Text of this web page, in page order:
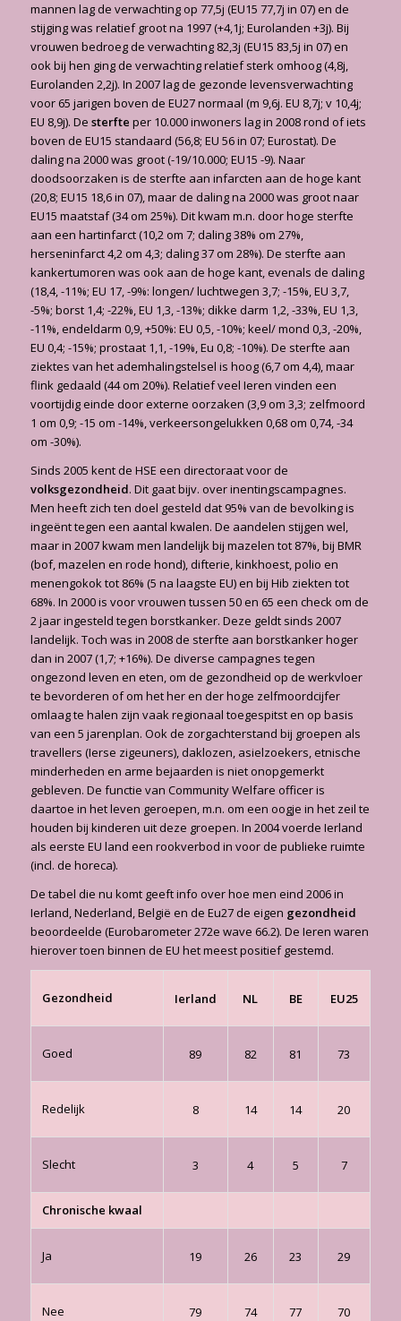
mannen lag de verwachting op 77,5j (EU15 77,7j in 07) en de
stijging was relatief groot na 1997 (+4,1j; Eurolanden +3j). Bij
vrouwen bedroeg de verwachting 82,3j (EU15 83,5j in 07) en
ook bij hen ging de verwachting relatief sterk omhoog (4,8j,
Eurolanden 2,2j). In 2007 lag de gezonde levensverwachting
voor 65 jarigen boven de EU27 normaal (m 9,6j. EU 8,7j; v 10,4j;
EU 8,9j). De sterfte per 10.000 inwoners lag in 2008 rond of iets
boven de EU15 standaard (56,8; EU 56 in 07; Eurostat). De
daling na 2000 was groot (-19/10.000; EU15 -9). Naar
doodsoorzaken is de sterfte aan infarcten aan de hoge kant
(20,8; EU15 18,6 in 07), maar de daling na 2000 was groot naar
EU15 maatstaf (34 om 25%). Dit kwam m.n. door hoge sterfte
aan een hartinfarct (10,2 om 7; daling 38% om 27%,
herseninfarct 4,2 om 4,3; daling 37 om 28%). De sterfte aan
kankertumoren was ook aan de hoge kant, evenals de daling
(18,4, -11%; EU 17, -9%: longen/ luchtwegen 3,7; -15%, EU 3,7,
-5%; borst 1,4; -22%, EU 1,3, -13%; dikke darm 1,2, -33%, EU 1,3,
-11%, endeldarm 0,9, +50%: EU 0,5, -10%; keel/ mond 0,3, -20%,
EU 0,4; -15%; prostaat 1,1, -19%, Eu 0,8; -10%). De sterfte aan
ziektes van het ademhalingstelsel is hoog (6,7 om 4,4), maar
flink gedaald (44 om 20%). Relatief veel Ieren vinden een
voortijdig einde door externe oorzaken (3,9 om 3,3; zelfmoord
1 om 0,9; -15 om -14%, verkeersongelukken 0,68 om 0,74, -34
om -30%).
Sinds 2005 kent de HSE een directoraat voor de
volksgezondheid. Dit gaat bijv. over inentingscampagnes.
Men heeft zich ten doel gesteld dat 95% van de bevolking is
ingeënt tegen een aantal kwalen. De aandelen stijgen wel,
maar in 2007 kwam men landelijk bij mazelen tot 87%, bij BMR
(bof, mazelen en rode hond), difterie, kinkhoest, polio en
menengokok tot 86% (5 na laagste EU) en bij Hib ziekten tot
68%. In 2000 is voor vrouwen tussen 50 en 65 een check om de
2 jaar ingesteld tegen borstkanker. Deze geldt sinds 2007
landelijk. Toch was in 2008 de sterfte aan borstkanker hoger
dan in 2007 (1,7; +16%). De diverse campagnes tegen
ongezond leven en eten, om de gezondheid op de werkvloer
te bevorderen of om het her en der hoge zelfmoordcijfer
omlaag te halen zijn vaak regionaal toegespitst en op basis
van een 5 jarenplan. Ook de zorgachterstand bij groepen als
travellers (Ierse zigeuners), daklozen, asielzoekers, etnische
minderheden en arme bejaarden is niet onopgemerkt
gebleven. De functie van Community Welfare officer is
daartoe in het leven geroepen, m.n. om een oogje in het zeil te
houden bij kinderen uit deze groepen. In 2004 voerde Ierland
als eerste EU land een rookverbod in voor de publieke ruimte
(incl. de horeca).
De tabel die nu komt geeft info over hoe men eind 2006 in
Ierland, Nederland, België en de Eu27 de eigen gezondheid
beoordeelde (Eurobarometer 272e wave 66.2). De Ieren waren
hierover toen binnen de EU het meest positief gestemd.
Gezondheid Ierland NL BE EU25
Goed 89 82 81 73
Redelijk 8 14 14 20
Slecht 3 4 5 7
Chronische kwaal
Ja 19 26 23 29
Nee 79 74 77 70